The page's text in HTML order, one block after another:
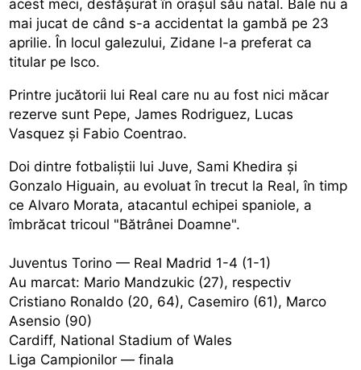
acest meci, desfășurat în orașul său natal. Bale nu a
mai jucat de când s-a accidentat la gambă pe 23
aprilie. În locul galezului, Zidane l-a preferat ca
titular pe Isco.
Printre jucătorii lui Real care nu au fost nici măcar
rezerve sunt Pepe, James Rodriguez, Lucas
Vasquez și Fabio Coentrao.
Doi dintre fotbaliștii lui Juve, Sami Khedira și
Gonzalo Higuain, au evoluat în trecut la Real, în timp
ce Alvaro Morata, atacantul echipei spaniole, a
îmbrăcat tricoul "Bătrânei Doamne".
Juventus Torino — Real Madrid 1-4 (1-1)
Au marcat: Mario Mandzukic (27), respectiv
Cristiano Ronaldo (20, 64), Casemiro (61), Marco
Asensio (90)
Cardiff, National Stadium of Wales
Liga Campionilor — finala